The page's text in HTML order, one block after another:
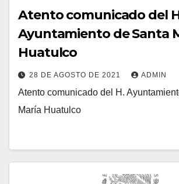
Atento comunicado del
Ayuntamiento de Santa
Huatulco
28 DE AGOSTO DE 2021 ADMIN
Atento comunicado del H.
María Huatulco